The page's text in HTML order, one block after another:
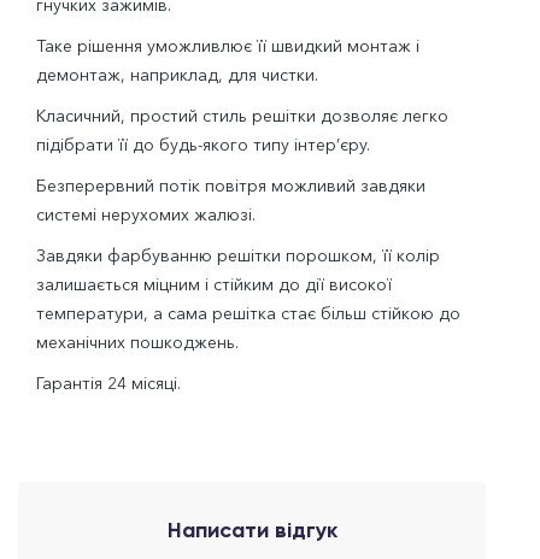
гнучких зажимів.
Таке рішення уможливлює її швидкий монтаж і
демонтаж, наприклад, для чистки.
Класичний, простий стиль решітки дозволяє легко
підібрати її до будь-якого типу інтер’єру.
Безперервний потік повітря можливий завдяки
системі нерухомих жалюзі.
Завдяки фарбуванню решітки порошком, її колір
залишається міцним і стійким до дії високої
температури, а сама решітка стає більш стійкою до
механічних пошкоджень.
Гарантія 24 місяці.
Написати відгук